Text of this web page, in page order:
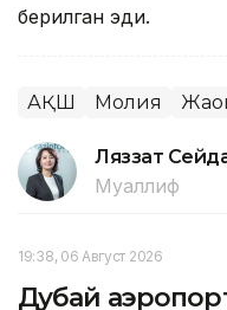
берилган эди.
АҚШ Молия
Ляззат
Муаллиф
19:38, 06 Август 2026
Дубай